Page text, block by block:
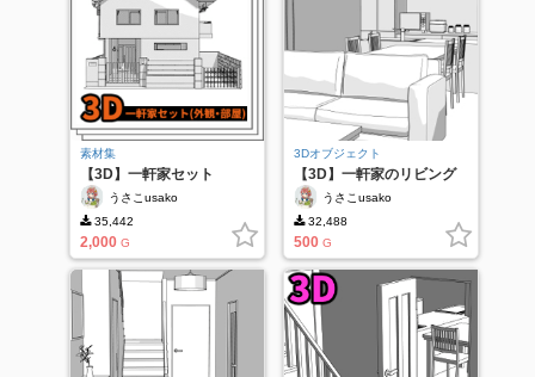
素材集
【3D】一軒家セット
うさこusako
35,442
2,000 G
3Dオブジェクト
【3D】一軒家のリビング
キッチンうさこusako
32,488
500 G